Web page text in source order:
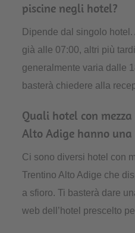
piscine negli hotel?
Dipende dal singolo
già alle 07:00, altri più
generalmente varia dalle
basterà chiedere alla
Quali hotel con
Alto Adige hanno una
Ci sono diversi hotel con
Trentino Alto Adige che
a sfioro. Ti basterà dare
web dell’hotel prescelto